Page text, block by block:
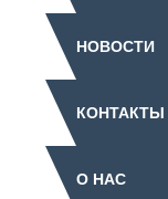
НОВОСТИ
КОНТАКТЫ
О НАС